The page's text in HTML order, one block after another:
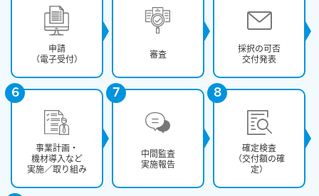
申請
（電子受付）
審査
採択の可否
交付発表
6
事業計画・
機材導入など
実施／取り組み
7
中間監査
実施報告
8
確定検査
（交付額の確
定）